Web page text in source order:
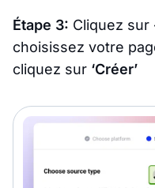
Étape 3: Cliquez sur
choisissez votre
cliquez sur ‘Créer’